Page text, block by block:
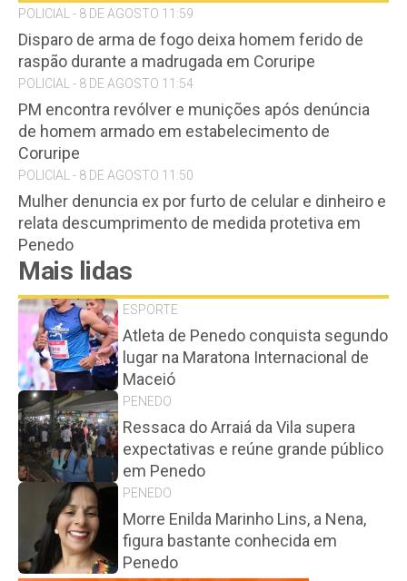
POLICIAL - 8 DE AGOSTO 11:59
Disparo de arma de fogo deixa homem ferido de
raspão durante a madrugada em Coruripe
POLICIAL - 8 DE AGOSTO 11:54
PM encontra revólver e munições após denúncia
de homem armado em estabelecimento de
Coruripe
POLICIAL - 8 DE AGOSTO 11:50
Mulher denuncia ex por furto de celular e dinheiro e
relata descumprimento de medida protetiva em
Penedo
Mais lidas
ESPORTE
Atleta de Penedo conquista segundo
lugar na Maratona Internacional de
Maceió
PENEDO
Ressaca do Arraiá da Vila supera
expectativas e reúne grande público
em Penedo
PENEDO
Morre Enilda Marinho Lins, a Nena,
figura bastante conhecida em
Penedo